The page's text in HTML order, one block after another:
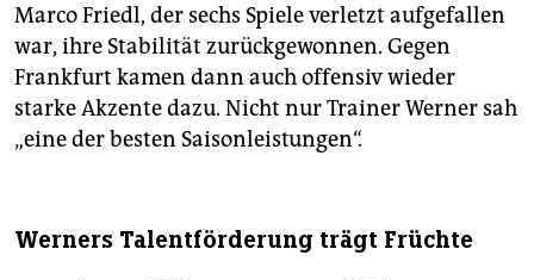
Marco Friedl, der sechs Spiele verletzt aufgefallen
war, ihre Stabilität zurückgewonnen. Gegen
Frankfurt kamen dann auch offensiv wieder
starke Akzente dazu. Nicht nur Trainer Werner sah
„eine der besten Saisonleistungen“.
Werners Talentförderung trägt Früchte